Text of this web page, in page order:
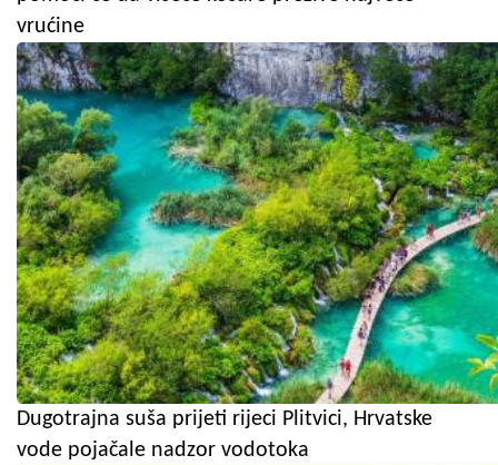
vrućine
Dugotrajna suša prijeti rijeci Plitvici, Hrvatske
vode pojačale nadzor vodotoka